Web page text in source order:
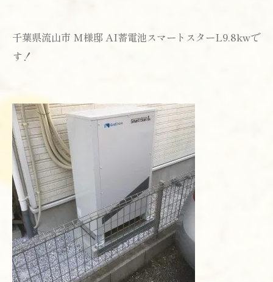
千葉県流山市 M様邸 AI蓄電池スマートスターL9.8kwで
す！